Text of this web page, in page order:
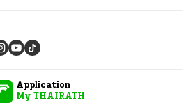
Application
My THAIRATH